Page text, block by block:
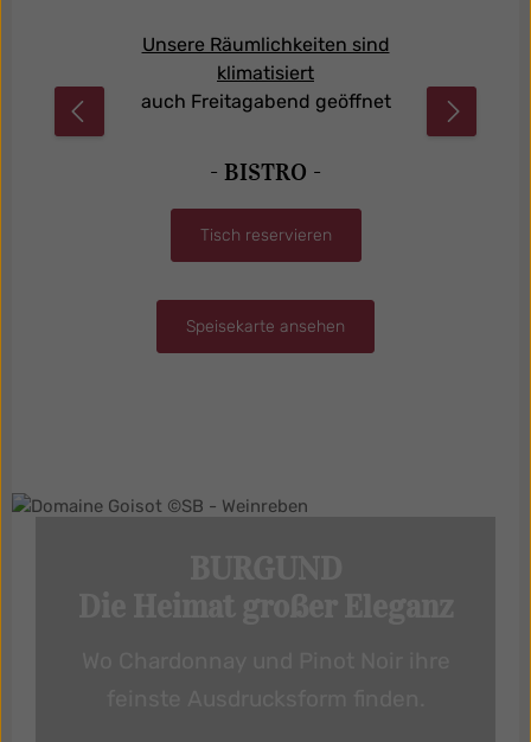
Unsere Räumlichkeiten sind
klimatisiert
auch Freitagabend geöffnet
- BISTRO -
Tisch reservieren
Speisekarte ansehen